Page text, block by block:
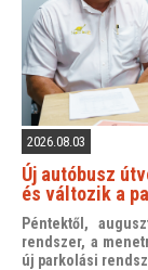
2026.08.03
Új autóbusz
és változik a
Péntektől,
rendszer, a
új parkolási